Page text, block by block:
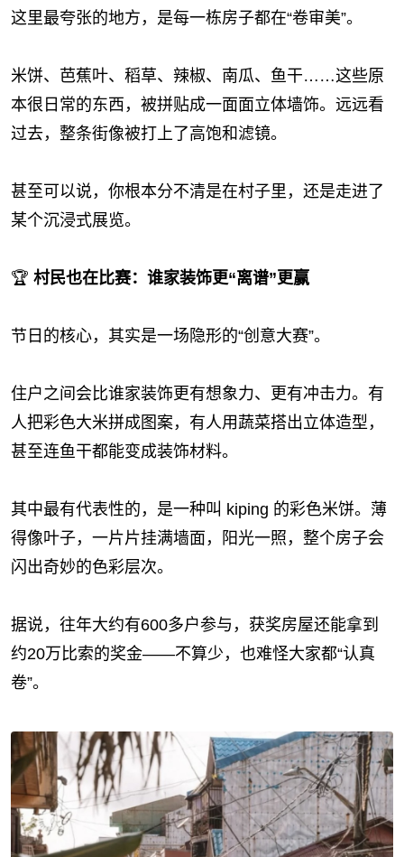
这里最夸张的地方，是每一栋房子都在“卷审美”。
米饼、芭蕉叶、稻草、辣椒、南瓜、鱼干……这些原
本很日常的东西，被拼贴成一面面立体墙饰。远远看
过去，整条街像被打上了高饱和滤镜。
甚至可以说，你根本分不清是在村子里，还是走进了
某个沉浸式展览。
🏆 村民也在比赛：谁家装饰更“离谱”更赢
节日的核心，其实是一场隐形的“创意大赛”。
住户之间会比谁家装饰更有想象力、更有冲击力。有
人把彩色大米拼成图案，有人用蔬菜搭出立体造型，
甚至连鱼干都能变成装饰材料。
其中最有代表性的，是一种叫 kiping 的彩色米饼。薄
得像叶子，一片片挂满墙面，阳光一照，整个房子会
闪出奇妙的色彩层次。
据说，往年大约有600多户参与，获奖房屋还能拿到
约20万比索的奖金——不算少，也难怪大家都“认真
卷”。